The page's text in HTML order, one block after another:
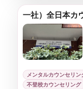
一社）全日本カ
メンタルカウンセリン
不登校カウンセリング